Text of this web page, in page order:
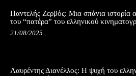
Παντελής Ζερβός: Μια σπάνια ιστορία
του “πατέρα” του ελληνικού
21/08/2025
Λαυρέντης Διανέλλος: Η ψυχή του